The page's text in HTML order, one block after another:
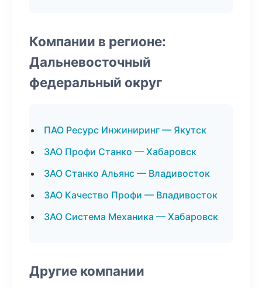
Компании в регионе:
Дальневосточный
федеральный округ
ПАО Ресурс Инжиниринг — Якутск
ЗАО Профи Станко — Хабаровск
ЗАО Станко Альянс — Владивосток
ЗАО Качество Профи — Владивосток
ЗАО Система Механика — Хабаровск
Другие компании